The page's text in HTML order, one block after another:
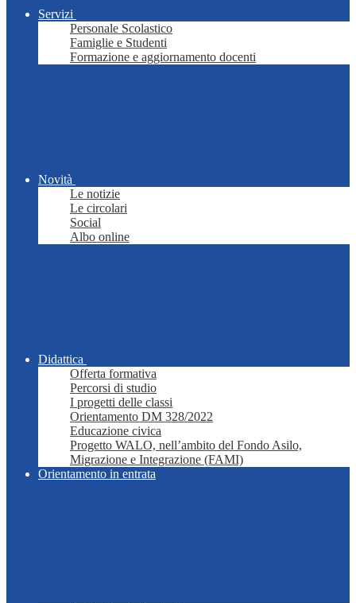
Servizi
Personale Scolastico
Famiglie e Studenti
Formazione e aggiornamento docenti
Novità
Le notizie
Le circolari
Social
Albo online
Didattica
Offerta formativa
Percorsi di studio
I progetti delle classi
Orientamento DM 328/2022
Educazione civica
Progetto WALO, nell’ambito del Fondo Asilo,
Migrazione e Integrazione (FAMI)
Orientamento in entrata